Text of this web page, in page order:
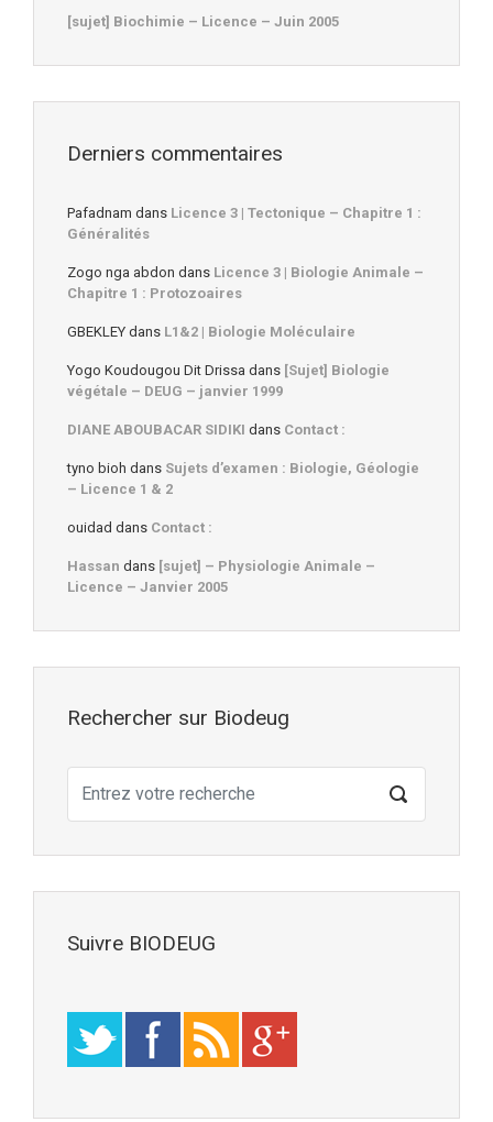
[sujet] Biochimie – Licence – Juin 2005
Derniers commentaires
Pafadnam dans Licence 3 | Tectonique – Chapitre 1 :
Généralités
Zogo nga abdon dans Licence 3 | Biologie Animale –
Chapitre 1 : Protozoaires
GBEKLEY dans L1&2 | Biologie Moléculaire
Yogo Koudougou Dit Drissa dans [Sujet] Biologie
végétale – DEUG – janvier 1999
DIANE ABOUBACAR SIDIKI dans Contact :
tyno bioh dans Sujets d’examen : Biologie, Géologie
– Licence 1 & 2
ouidad dans Contact :
Hassan dans [sujet] – Physiologie Animale –
Licence – Janvier 2005
Rechercher sur Biodeug
Suivre BIODEUG